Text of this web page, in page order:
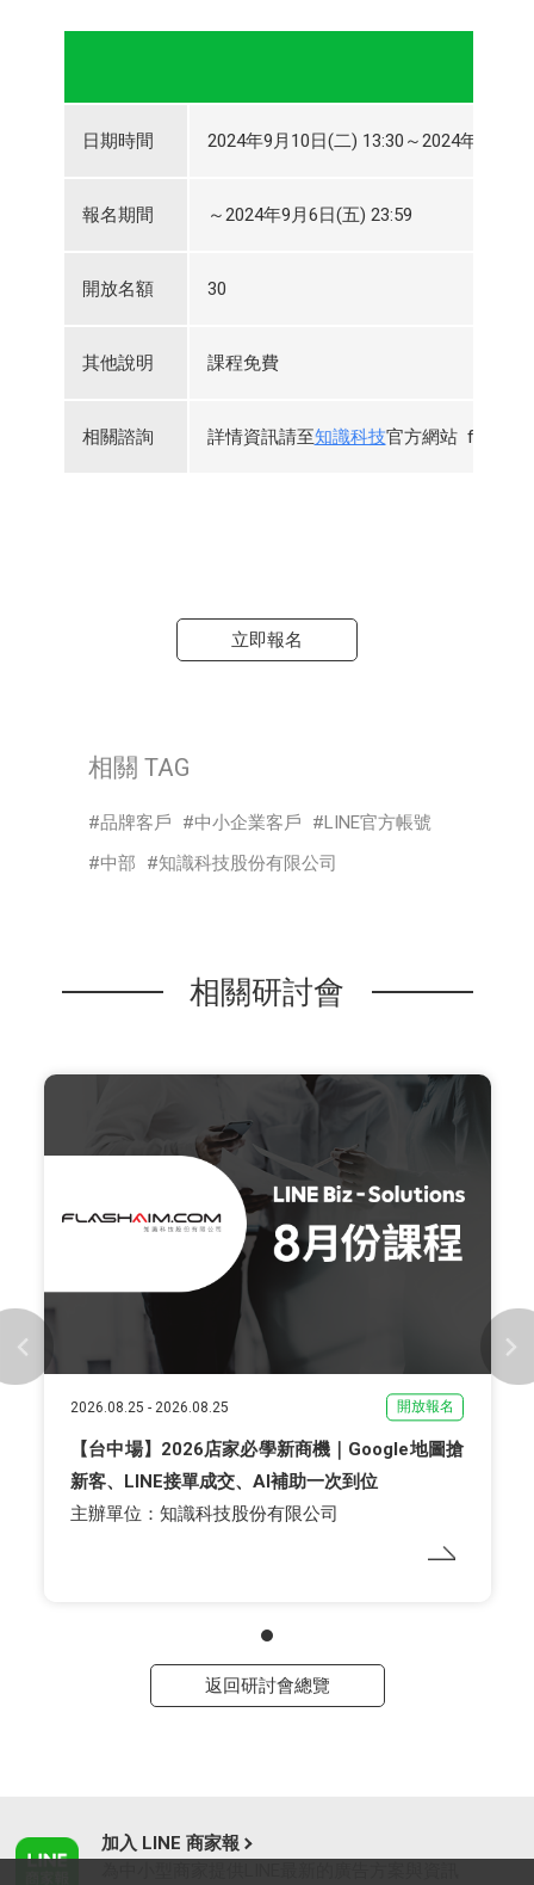
日期時間 2024年9月10日(二) 13:30～2024年9月10
報名期間 ～2024年9月6日(五) 23:59
開放名額 30
其他說明 課程免費
相關諮詢 詳情資訊請至知識科技官方網站 funPro
立即報名
相關 TAG
品牌客戶 中小企業客戶
LINE官方帳號
中部
知識科技股份有限公司
相關研討會
2026.08.25 - 2026.08.25 開放報名
【台中場】2026店家必學新商機｜Google地圖搶
新客、LINE接單成交、AI補助一次到位
主辦單位：知識科技股份有限公司
返回研討會總覽
加入 LINE 商家報